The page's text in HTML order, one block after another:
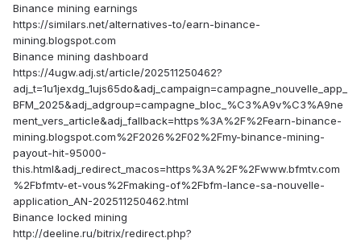
Binance mining earnings
https://similars.net/alternatives-to/earn-binance-
mining.blogspot.com
Binance mining dashboard
https://4ugw.adj.st/article/202511250462?
adj_t=1u1jexdg_1ujs65do&adj_campaign=campagne_nouvelle_app_
BFM_2025&adj_adgroup=campagne_bloc_%C3%A9v%C3%A9ne
ment_vers_article&adj_fallback=https%3A%2F%2Fearn-binance-
mining.blogspot.com%2F2026%2F02%2Fmy-binance-mining-
payout-hit-95000-
this.html&adj_redirect_macos=https%3A%2F%2Fwww.bfmtv.com
%2Fbfmtv-et-vous%2Fmaking-of%2Fbfm-lance-sa-nouvelle-
application_AN-202511250462.html
Binance locked mining
http://deeline.ru/bitrix/redirect.php?